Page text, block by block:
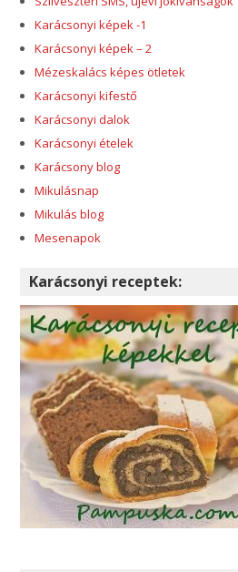
Karácsonyi képek -1
Karácsonyi képek – 2
Mézeskalács képes ötletek
Karácsonyi kifestő
Karácsonyi dalok
Karácsonyi ételek
Karácsony blog
Mikulásnap
Mikulás blog
Mesenapok
Karácsonyi receptek: